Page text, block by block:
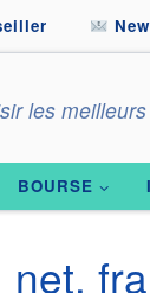
les
BOURSE